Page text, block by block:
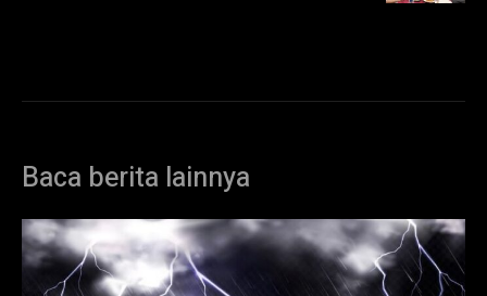
Baca berita lainnya